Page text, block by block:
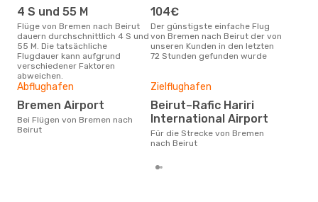
4 S und 55 M
Flüge von Bremen nach Beirut
dauern durchschnittlich 4 S und
55 M. Die tatsächliche
Flugdauer kann aufgrund
verschiedener Faktoren
abweichen.
104€
Der günstigste einfache Flug
von Bremen nach Beirut der von
unseren Kunden in den letzten
72 Stunden gefunden wurde
Abflughafen
Bremen Airport
Bei Flügen von Bremen nach
Beirut
Zielflughafen
Beirut–Rafic Hariri
International Airport
Für die Strecke von Bremen
nach Beirut